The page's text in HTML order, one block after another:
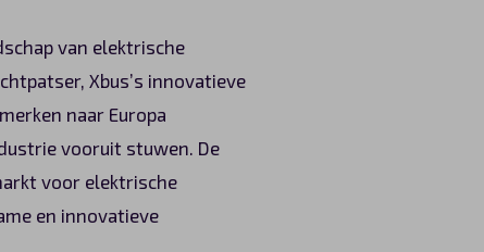
van elektrische
Xbus’s innovatieve
naar Europa
vooruit stuwen. De
voor elektrische
en innovatieve